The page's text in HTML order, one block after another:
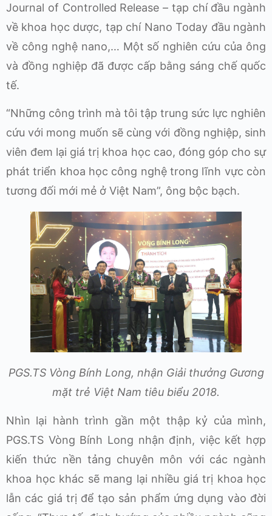
Journal of Controlled Release – tạp chí đầu ngành
về khoa học dược, tạp chí Nano Today đầu ngành
về công nghệ nano,… Một số nghiên cứu của ông
và đồng nghiệp đã được cấp bằng sáng chế quốc
tế.
“Những công trình mà tôi tập trung sức lực nghiên
cứu với mong muốn sẽ cùng với đồng nghiệp, sinh
viên đem lại giá trị khoa học cao, đóng góp cho sự
phát triển khoa học công nghệ trong lĩnh vực còn
tương đối mới mẻ ở Việt Nam”, ông bộc bạch.
PGS.TS Vòng Bính Long, nhận Giải thưởng Gương
mặt trẻ Việt Nam tiêu biểu 2018.
Nhìn lại hành trình gần một thập kỷ của mình,
PGS.TS Vòng Bính Long nhận định, việc kết hợp
kiến thức nền tảng chuyên môn với các ngành
khoa học khác sẽ mang lại nhiều giá trị khoa học
lẫn các giá trị để tạo sản phẩm ứng dụng vào đời